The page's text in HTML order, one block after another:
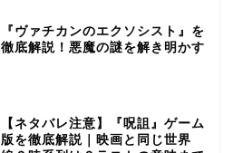
『ヴァチカンのエクソシスト』を
徹底解説！悪魔の謎を解き明かす
【ネタバレ注意】『呪詛』ゲーム
版を徹底解説｜映画と同じ世界